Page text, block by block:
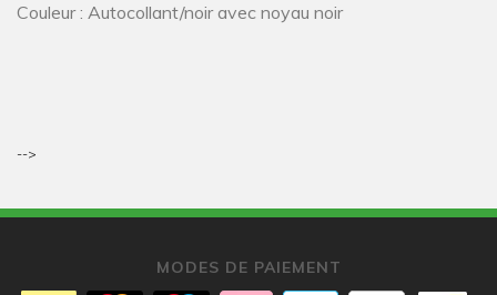
Couleur : Autocollant/noir avec noyau noir
-->
MODES DE PAIEMENT